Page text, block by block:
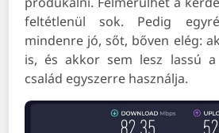
feltétlenül sok. Pedig
mindenre jó, sőt, bőven elég:
is, és akkor sem lesz lassú
család egyszerre használja.